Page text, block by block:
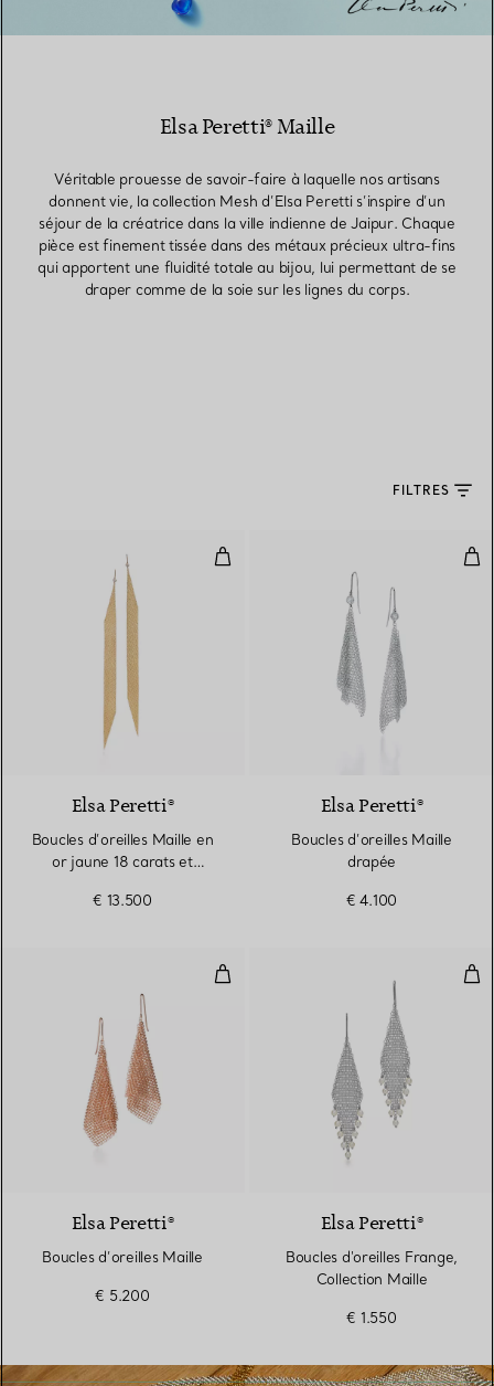
Elsa Peretti® Maille
Véritable prouesse de savoir-faire à laquelle nos artisans
donnent vie, la collection Mesh d’Elsa Peretti s’inspire d’un
séjour de la créatrice dans la ville indienne de Jaipur. Chaque
pièce est finement tissée dans des métaux précieux ultra-fins
qui apportent une fluidité totale au bijou, lui permettant de se
draper comme de la soie sur les lignes du corps.
FILTRES
Boucles d’oreilles Maille en or
Elsa Peretti®
Boucles d’oreilles Maille en
or jaune 18 carats et
€ 13.500
Elsa Peretti®
Boucles d’oreilles Maille
drapée
€ 4.100
Boucles d’oreilles Maille
Elsa Peretti®
Boucles d’oreilles Maille
€ 5.200
Elsa Peretti®
Boucles d'oreilles Frange,
Collection Maille
€ 1.550